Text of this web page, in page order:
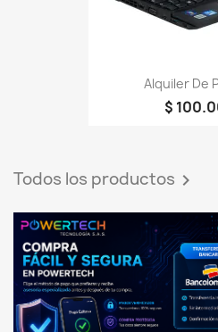
Alquiler De
$
Todos los productos 